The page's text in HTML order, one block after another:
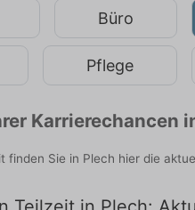
Büro
Pflege
Karrierechancen
finden Sie in Plech hier die